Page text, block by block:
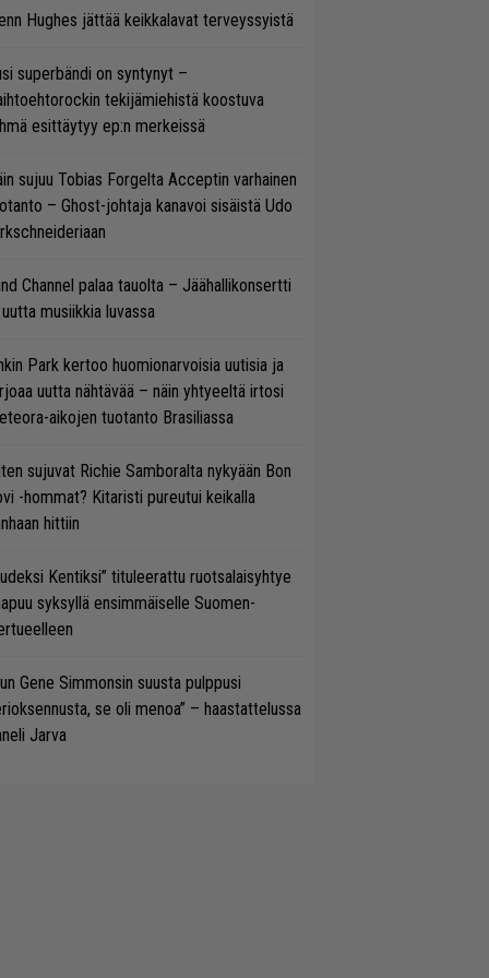
Hughes jättää keikkalavat terveyssyistä
superbändi on syntynyt –
tekijämiehistä koostuva
esittäytyy ep:n merkeissä
sujuu Tobias Forgelta Acceptin varhainen
– Ghost-johtaja kanavoi sisäistä Udo
Channel palaa tauolta – Jäähallikonsertti
musiikkia luvassa
Park kertoo huomionarvoisia uutisia ja
uutta nähtävää – näin yhtyeeltä irtosi
aikojen tuotanto Brasiliassa
sujuvat Richie Samboralta nykyään Bon
-hommat? Kitaristi pureutui keikalla
hittiin
Kentiksi” tituleerattu ruotsalaisyhtye
syksyllä ensimmäiselle Suomen-
Gene Simmonsin suusta pulppusi
se oli menoa” – haastattelussa
Jarva